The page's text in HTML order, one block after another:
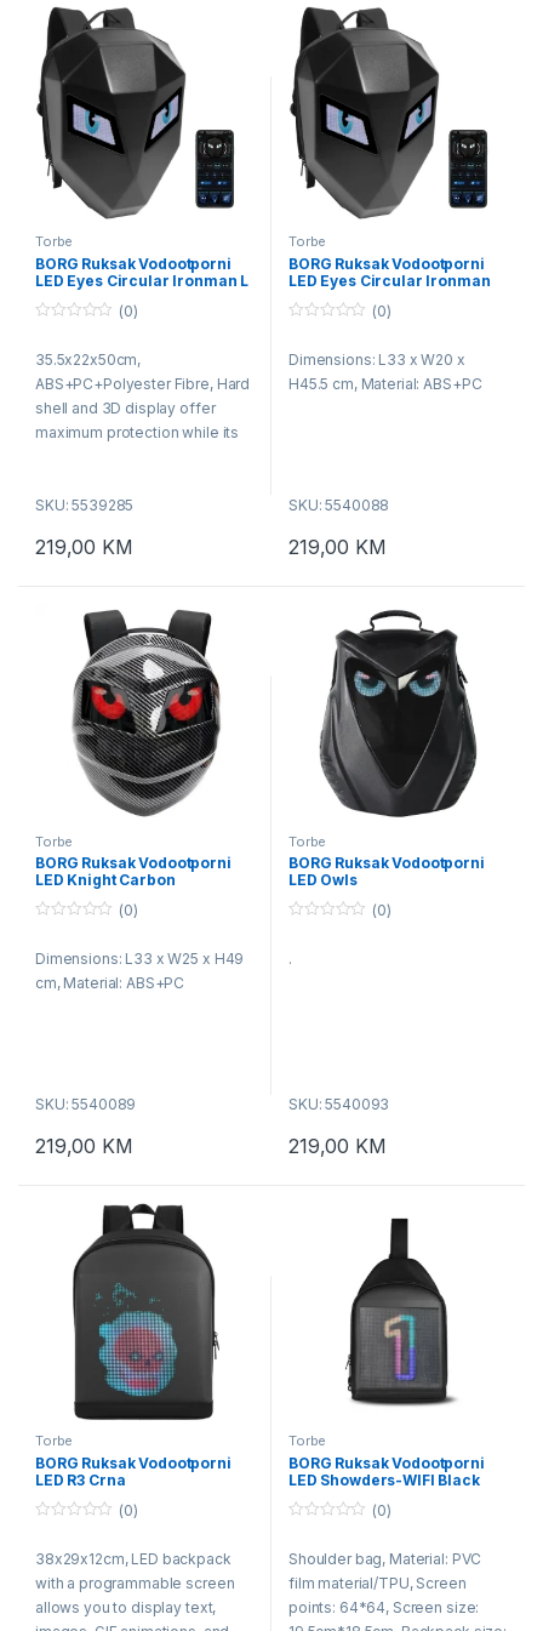
Torbe
BORG Ruksak Vodootporni
LED Eyes Circular Ironman L
u
o
f
5
(0)
35.5x22x50cm,
ABS+PC+Polyester Fibre, Hard
shell and 3D display offer
maximum protection while its
SKU: 5539285
219,00 KM
Torbe
BORG Ruksak Vodootporni
LED Eyes Circular Ironman
u
o
(0)
Dimensions: L33 x W20 x
H45.5 cm, Material: ABS+PC
SKU: 5540088
219,00 KM
Torbe
BORG Ruksak Vodootporni
LED Knight Carbon
u
o
(0)
Dimensions: L33 x W25 x H49
cm, Material: ABS+PC
SKU: 5540089
219,00 KM
Torbe
BORG Ruksak Vodootporni
LED Owls
u
(0)
.
SKU: 5540093
219,00 KM
Torbe
BORG Ruksak Vodootporni
LED R3 Crna
u
o
f
5
(0)
38x29x12cm, LED backpack
with a programmable screen
allows you to display text,
Torbe
BORG Ruksak Vodootporni
LED Showders-WIFI Black
u
o
f
5
(0)
Shoulder bag, Material: PVC
film material/TPU, Screen
points: 64*64, Screen size: